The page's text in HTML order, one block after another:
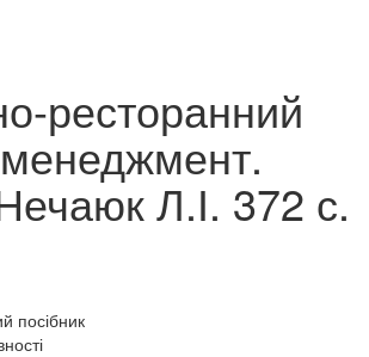
ресторанний
менеджмент.
Л.І. 372 с.
посібник